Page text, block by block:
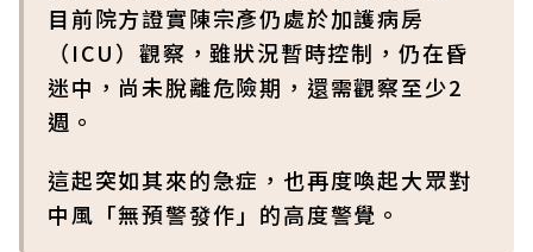
目前院方證實陳宗彥仍處於加護病房
（ICU）觀察，雖狀況暫時控制，仍在昏
迷中，尚未脫離危險期，還需觀察至少2
週。
這起突如其來的急症，也再度喚起大眾對
中風「無預警發作」的高度警覺。